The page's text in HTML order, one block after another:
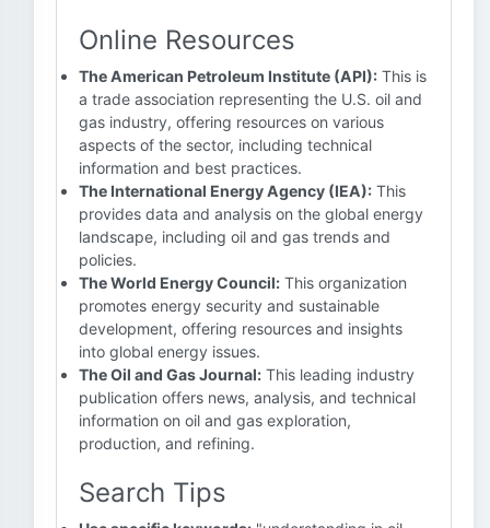
Online Resources
The American Petroleum Institute (API): This is
a trade association representing the U.S. oil and
gas industry, offering resources on various
aspects of the sector, including technical
information and best practices.
The International Energy Agency (IEA): This
provides data and analysis on the global energy
landscape, including oil and gas trends and
policies.
The World Energy Council: This organization
promotes energy security and sustainable
development, offering resources and insights
into global energy issues.
The Oil and Gas Journal: This leading industry
publication offers news, analysis, and technical
information on oil and gas exploration,
production, and refining.
Search Tips